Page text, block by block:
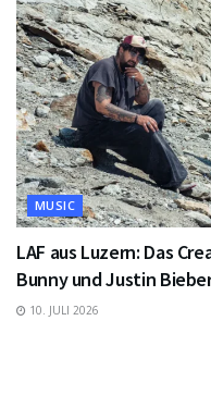
MUSIC
LAF aus Luzern: Das
Bunny und Justin
10. JULI 2026